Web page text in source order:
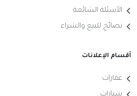
الأسئلة الشائعة
نصائح للبيع والشراء
أقسام الإعلانات
عقارات